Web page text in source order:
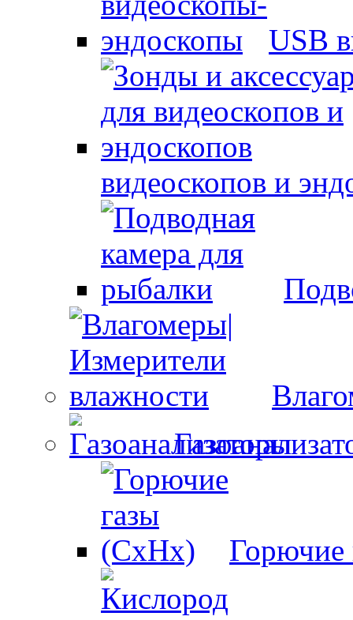
USB
видеоскопов и
Горючие